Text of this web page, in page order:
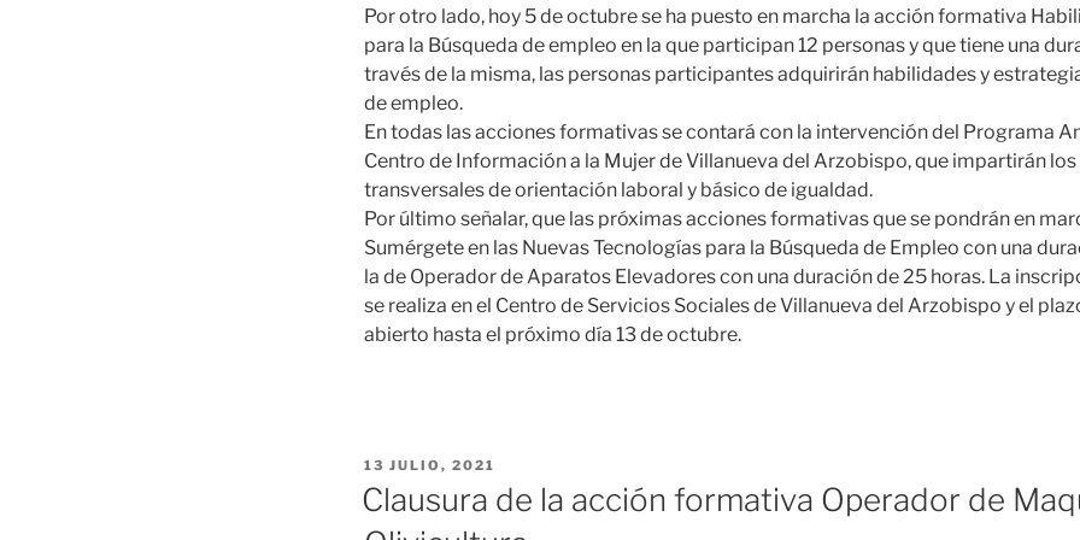
Por otro lado, hoy 5 de octubre se ha puesto en marcha la acción formativa
para la Búsqueda de empleo en la que participan 12 personas y que tiene una
través de la misma, las personas participantes adquirirán habilidades y
de empleo.
En todas las acciones formativas se contará con la intervención del Programa
Centro de Información a la Mujer de Villanueva del Arzobispo, que impartirán
transversales de orientación laboral y básico de igualdad.
Por último señalar, que las próximas acciones formativas que se pondrán en
Sumérgete en las Nuevas Tecnologías para la Búsqueda de Empleo con una
la de Operador de Aparatos Elevadores con una duración de 25 horas. La
se realiza en el Centro de Servicios Sociales de Villanueva del Arzobispo y el
abierto hasta el próximo día 13 de octubre.
PUBLICADO
13 JULIO, 2021
Clausura de la acción formativa Operador de